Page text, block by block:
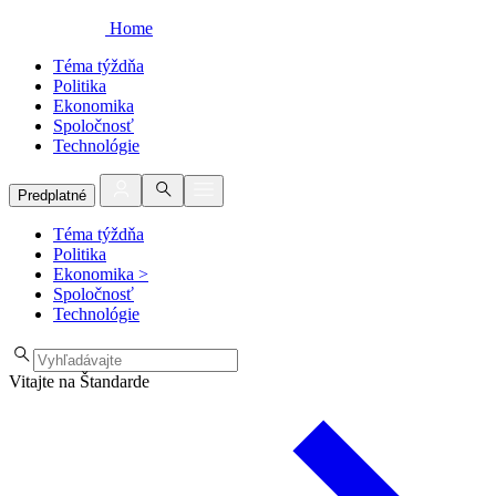
Home
Téma týždňa
Politika
Ekonomika
Spoločnosť
Technológie
Predplatné
Téma týždňa
Politika
Ekonomika >
Spoločnosť
Technológie
Vitajte na Štandarde